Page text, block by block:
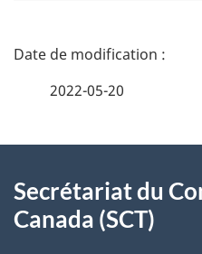
D
i
2022-05-20
propos
Secrétariat du
Canada (SCT)